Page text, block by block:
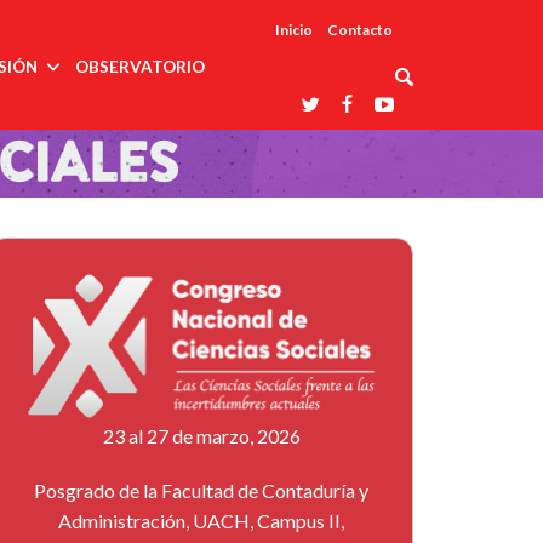
Inicio Contacto
ciencias
pública
social
Asociaciones
profesionales
temáticas
Laboratorios
nacionales
Entidades
afines
De México
En Su 475
Aniversario
OBSERVATORIO
23 al 27 de marzo, 2026
Posgrado de la Facultad de Contaduría y
Administración, UACH, Campus II,